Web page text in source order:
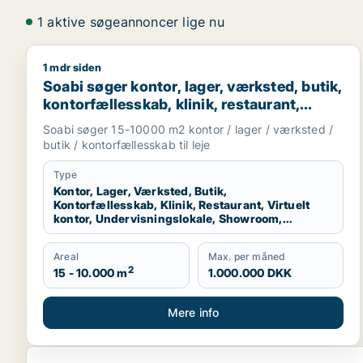
1 aktive søgeannoncer lige nu
Soabi søger kontor, lager, værksted, butik,
1 mdr siden
Soabi søger kontor, lager, værksted, butik,
kontorfællesskab, klinik, restaurant,
virtuelt kontor, undervisningslokale,
showroom, erhvervsgrund,
produktionslokaler eller garage til leje i
Vejle Øst, Juelsminde eller Stouby m.fl.
Soabi søger 15-10000 m2 kontor / lager / værksted /
butik / kontorfællesskab til leje
Type
Kontor, Lager, Værksted, Butik,
Kontorfællesskab, Klinik, Restaurant, Virtuelt
kontor, Undervisningslokale, Showroom,
Erhvervsgrund, Produktionslokaler, Garage
Areal
15 - 10.000 m2
Max. per måned
1.000.000 DKK
Mere info